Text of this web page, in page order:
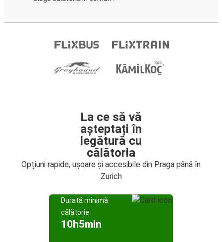
La ce să vă
așteptați în
legătură cu
călătoria
Opțiuni rapide, ușoare și accesibile din Praga până în
Zurich
Durată minimă
călătorie
10h5min